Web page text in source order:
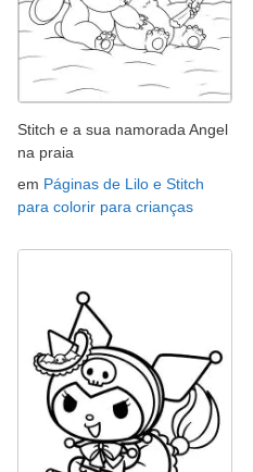
Stitch e a sua namorada Angel
na praia
em Páginas de Lilo e Stitch
para colorir para crianças